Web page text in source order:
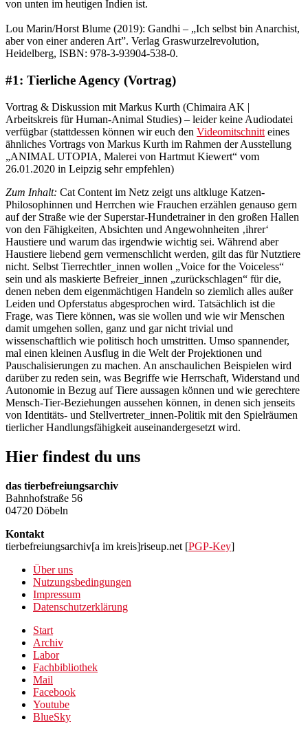
von unten im heutigen Indien ist.
Lou Marin/Horst Blume (2019): Gandhi – „Ich selbst bin Anarchist,
aber von einer anderen Art”. Verlag Graswurzelrevolution,
Heidelberg, ISBN: 978-3-93904-538-0.
#1: Tierliche Agency (Vortrag)
Vortrag & Diskussion mit Markus Kurth (Chimaira AK |
Arbeitskreis für Human-Animal Studies) – leider keine Audiodatei
verfügbar (stattdessen können wir euch den Videomitschnitt eines
ähnliches Vortrags von Markus Kurth im Rahmen der Ausstellung
„ANIMAL UTOPIA, Malerei von Hartmut Kiewert“ vom
26.01.2020 in Leipzig sehr empfehlen)
Zum Inhalt: Cat Content im Netz zeigt uns altkluge Katzen-
Philosophinnen und Herrchen wie Frauchen erzählen genauso gern
auf der Straße wie der Superstar-Hundetrainer in den großen Hallen
von den Fähigkeiten, Absichten und Angewohnheiten ‚ihrer‘
Haustiere und warum das irgendwie wichtig sei. Während aber
Haustiere liebend gern vermenschlicht werden, gilt das für Nutztiere
nicht. Selbst Tierrechtler_innen wollen „Voice for the Voiceless“
sein und als maskierte Befreier_innen „zurückschlagen“ für die,
denen neben dem eigenmächtigen Handeln so ziemlich alles außer
Leiden und Opferstatus abgesprochen wird. Tatsächlich ist die
Frage, was Tiere können, was sie wollen und wie wir Menschen
damit umgehen sollen, ganz und gar nicht trivial und
wissenschaftlich wie politisch hoch umstritten. Umso spannender,
mal einen kleinen Ausflug in die Welt der Projektionen und
Pauschalisierungen zu machen. An anschaulichen Beispielen wird
darüber zu reden sein, was Begriffe wie Herrschaft, Widerstand und
Autonomie in Bezug auf Tiere aussagen können und wie gerechtere
Mensch-Tier-Beziehungen aussehen können, in denen sich jenseits
von Identitäts- und Stellvertreter_innen-Politik mit den Spielräumen
tierlicher Handlungsfähigkeit auseinandergesetzt wird.
Hier findest du uns
das tierbefreiungsarchiv
Bahnhofstraße 56
04720 Döbeln
Kontakt
tierbefreiungsarchiv[a im kreis]riseup.net [PGP-Key]
Über uns
Nutzungsbedingungen
Impressum
Datenschutzerklärung
Start
Archiv
Labor
Fachbibliothek
Mail
Facebook
Youtube
BlueSky